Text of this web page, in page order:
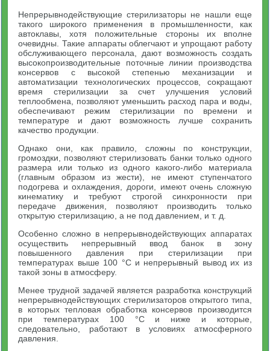
Непрерывнодействующие стерилизаторы не нашли еще
такого широкого применения в промышленности, как
автоклавы, хотя положительные стороны их вполне
очевидны. Такие аппараты облегчают и упрощают работу
обслуживающего персонала, дают возможность создать
высокопроизводительные поточные линии производства
консервов с высокой степенью механизации и
автоматизации технологических процессов, сокращают
время стерилизации за счет улучшения условий
теплообмена, позволяют уменьшить расход пара и воды,
обеспечивают режим стерилизации по времени и
температуре и дают возможность лучше сохранить
качество продукции.
Однако они, как правило, сложны по конструкции,
громоздки, позволяют стерилизовать банки только одного
размера или только из одного какого-либо материала
(главным образом из жести), не имеют ступенчатого
подогрева и охлаждения, дороги, имеют очень сложную
кинематику и требуют строгой синхронности при
передаче движения, позволяют производить только
открытую стерилизацию, а не под давлением, и т. д.
Особенно сложно в непрерывнодействующих аппаратах
осуществить непрерывный ввод банок в зону
повышенного давления при стерилизации при
температурах выше 100 °С и непрерывный вывод их из
такой зоны в атмосферу.
Менее трудной задачей является разработка конструкций
непрерывнодействующих стерилизаторов открытого типа,
в которых тепловая обработка консервов производится
при температурах 100 °С и ниже и которые,
следовательно, работают в условиях атмосферного
давления.